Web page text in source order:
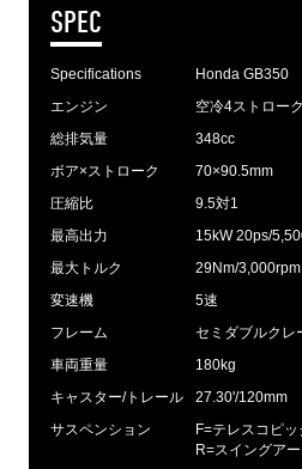
SPEC
Specifications
Honda GB350
エンジン
空冷4ストロー
総排気量
348cc
ボア×ストローク
70×90.5mm
圧縮比
9.5対1
最高出力
15kW 20ps/
最大トルク
29Nm/3,000rpm
変速機
5速
フレーム
セミダブルクレ
車両重量
180kg
キャスター/トレール
27.30'/120mm
サスペンション
F=テレスコピッ
R=スイングア